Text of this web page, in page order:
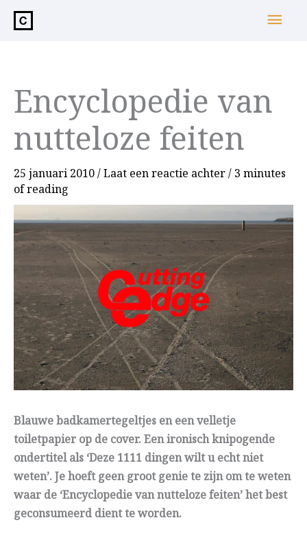
inhoud
Encyclopedie van
nutteloze feiten
25 januari 2010/Laat een reactie achter/ 3 minutes
of reading
Blauwe badkamertegeltjes en een velletje
toiletpapier op de cover. Een ironisch knipogende
ondertitel als ‘Deze 1111 dingen wilt u echt niet
weten’. Je hoeft geen groot genie te zijn om te weten
waar de ‘Encyclopedie van nutteloze feiten’ het best
geconsumeerd dient te worden.